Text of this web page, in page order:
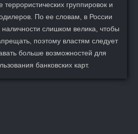
террористических группировок и
По ее словам, в России
наличности слишком велика, чтобы
поэтому властям следует
больше возможностей для
банковских карт.